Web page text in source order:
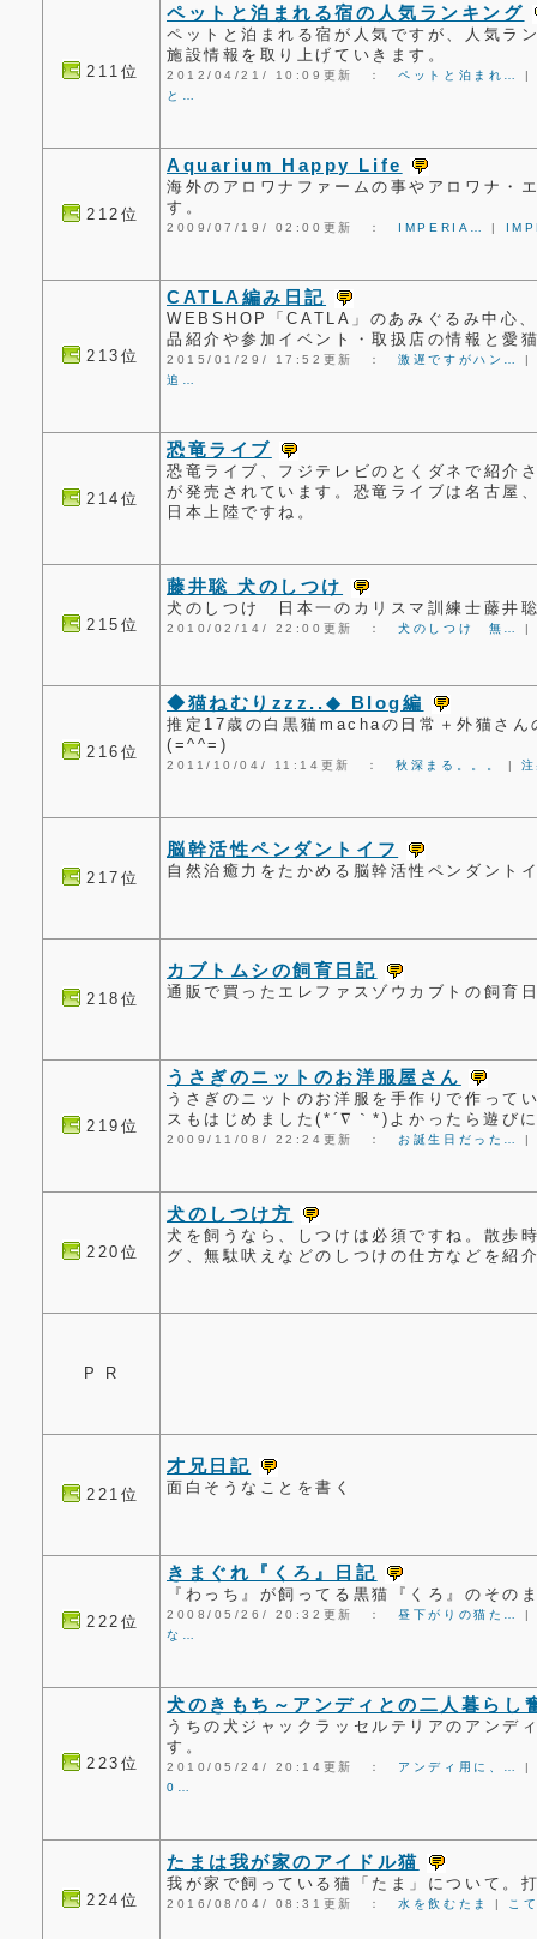
211位
ペットと泊まれる宿の人気ランキング
ペットと泊まれる宿が人気ですが、人気ラ
施設情報を取り上げていきます。
2012/04/21/ 10:09更新 ：ペットと泊まれ…
と…
212位
Aquarium Happy Life
海外のアロワナファームの事やアロワナ・
す。
2009/07/19/ 02:00更新 ： IMPERIA… |
213位
CATLA編み日記
WEBSHOP「CATLA」のあみぐるみ中心
品紹介や参加イベント・取扱店の情報と愛
2015/01/29/ 17:52更新 ：激遅ですがハン…
追…
214位
恐竜ライブ
恐竜ライブ、フジテレビのとくダネで紹介
が発売されています。恐竜ライブは名古屋
日本上陸ですね。
215位
藤井聡 犬のしつけ
犬のしつけ 日本一のカリスマ訓練士藤井
2010/02/14/ 22:00更新 ：犬のしつけ 無…
216位
◆猫ねむりzzz..◆ Blog編
推定17歳の白黒猫machaの日常＋外猫さ
(=^^=)
2011/10/04/ 11:14更新 ：秋深まる。。。 |
217位
脳幹活性ペンダントイフ
自然治癒力をたかめる脳幹活性ペンダント
218位
カブトムシの飼育日記
通販で買ったエレファスゾウカブトの飼育
219位
うさぎのニットのお洋服屋さん
うさぎのニットのお洋服を手作りで作って
スもはじめました(*´∇｀*)よかったら遊び
2009/11/08/ 22:24更新 ： お誕生日だった…
220位
犬のしつけ方
犬を飼うなら、しつけは必須ですね。散歩
グ、無駄吠えなどのしつけの仕方などを紹
P R
221位
才兄日記
面白そうなことを書く
222位
きまぐれ『くろ』日記
『わっち』が飼ってる黒猫『くろ』のその
2008/05/26/ 20:32更新 ：昼下がりの猫た…
な…
223位
犬のきもち～アンディとの二人暮らし
うちの犬ジャックラッセルテリアのアンデ
す。
2010/05/24/ 20:14更新 ： アンディ用に、…
0…
224位
たまは我が家のアイドル猫
我が家で飼っている猫「たま」について。
2016/08/04/ 08:31更新 ：水を飲むたま | こ